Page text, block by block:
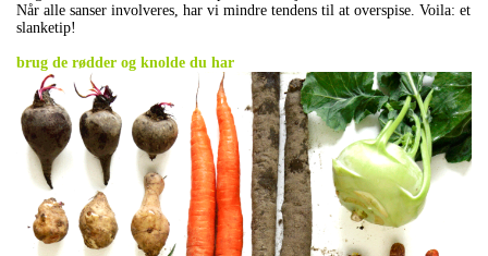
Når alle sanser involveres, har vi mindre tendens til at overspise. Voila: et
slanketip!
brug de rødder og knolde du har